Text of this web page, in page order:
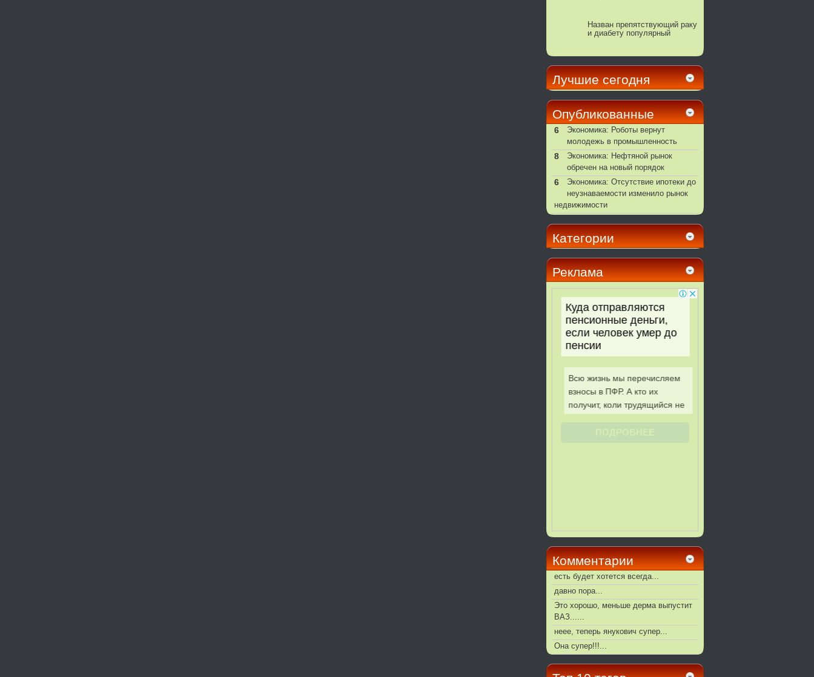
Назван препятствующий раку
и диабету популярный
Лучшие сегодня
Опубликованные
6
Экономика: Роботы вернут
молодежь в промышленность
8
Экономика: Нефтяной рынок
обречен на новый порядок
6
Экономика: Отсутствие ипотеки до
неузнаваемости изменило рынок
недвижимости
Категории
Реклама
Комментарии
есть будет хотется всегда...
давно пора...
Это хорошо, меньше дерма выпустит
ВАЗ......
неее, теперь янукович супер...
Она супер!!!...